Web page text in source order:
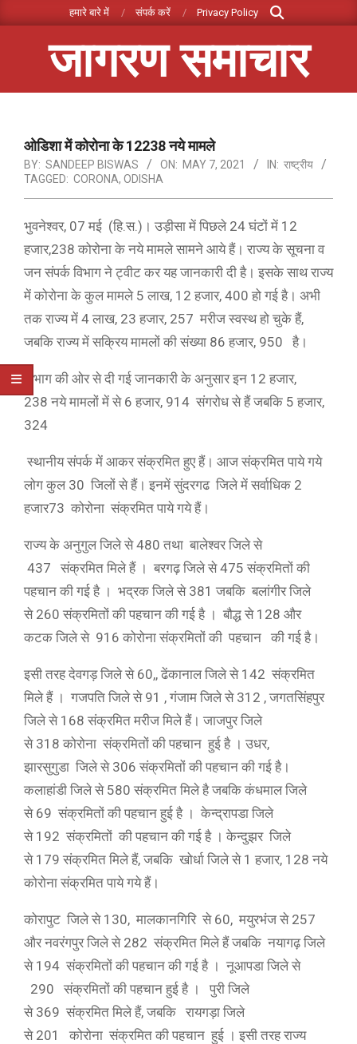
to
हमारे बारे में संपर्क करें Privacy Policy
Search
जागरण समाचार
Menuओडिशा में कोरोना के 12238 नये मामले
BY: SANDEEP BISWAS ON: MAY 7, 2021 IN: राष्ट्रीय
TAGGED: CORONA, ODISHA
भुवनेश्वर, 07 मई (हि.स.)। उड़ीसा में पिछले 24 घंटों में 12
हजार,238 कोरोना के नये मामले सामने आये हैं। राज्य के सूचना व
जन संपर्क विभाग ने ट्वीट कर यह जानकारी दी है। इसके साथ राज्य
में कोरोना के कुल मामले 5 लाख, 12 हजार, 400 हो गई है। अभी
तक राज्य में 4 लाख, 23 हजार, 257 मरीज स्वस्थ हो चुके हैं,
जबकि राज्य में सक्रिय मामलों की संख्या 86 हजार, 950 है।
विभाग की ओर से दी गई जानकारी के अनुसार इन 12 हजार,
238 नये मामलों में से 6 हजार, 914 संगरोध से हैं जबकि 5 हजार,
324
स्थानीय संपर्क में आकर संक्रमित हुए हैं। आज संक्रमित पाये गये
लोग कुल 30 जिलों से हैं। इनमें सुंदरगढ जिले में सर्वाधिक 2
हजार73 कोरोना संक्रमित पाये गये हैं।
राज्य के अनुगुल जिले से 480 तथा बालेश्वर जिले से
437 संक्रमित मिले हैं । बरगढ़ जिले से 475 संक्रमितों की
पहचान की गई है । भद्रक जिले से 381 जबकि बलांगीर जिले
से 260 संक्रमितों की पहचान की गई है । बौद्ध से 128 और
कटक जिले से 916 कोरोना संक्रमितों की पहचान की गई है।
इसी तरह देवगड़ जिले से 60,, ढेंकानाल जिले से 142 संक्रमित
मिले हैं । गजपति जिले से 91 , गंजाम जिले से 312 , जगतसिंहपुर
जिले से 168 संक्रमित मरीज मिले हैं। जाजपुर जिले
से 318 कोरोना संक्रमितों की पहचान हुई है । उधर,
झारसुगुडा जिले से 306 संक्रमितों की पहचान की गई है।
कलाहांडी जिले से 580 संक्रमित मिले है जबकि कंधमाल जिले
से 69 संक्रमितों की पहचान हुई है । केन्द्रापडा जिले
से 192 संक्रमितों की पहचान की गई है । केन्दुझर जिले
से 179 संक्रमित मिले हैं, जबकि खोर्धा जिले से 1 हजार, 128 नये
कोरोना संक्रमित पाये गये हैं।
कोरापुट जिले से 130, मालकानगिरि से 60, मयुरभंज से 257
और नवरंगपुर जिले से 282 संक्रमित मिले हैं जबकि नयागढ़ जिले
से 194 संक्रमितों की पहचान की गई है । नूआपडा जिले से
290 संक्रमितों की पहचान हुई है । पुरी जिले
से 369 संक्रमित मिले हैं, जबकि रायगड़ा जिले
से 201 कोरोना संक्रमित की पहचान हुई । इसी तरह राज्य